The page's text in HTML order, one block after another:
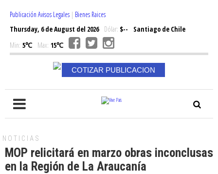
Publicación Avisos Legales | Bienes Raices
Thursday, 6 de August del 2026Dólar: $--
Santiago de Chile
Min: 5℃ Max: 15℃
COTIZAR PUBLICACION
NOTICIAS
MOP relicitará en marzo obras inconclusas
en la Región de La Araucanía